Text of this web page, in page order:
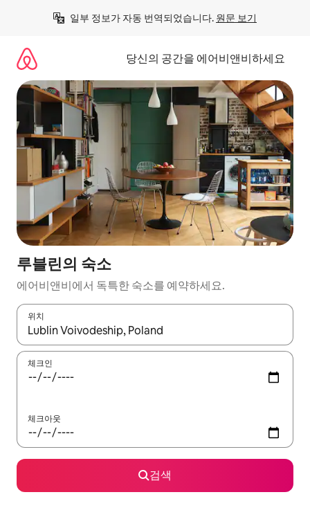
일부 정보가 자동 번역되었습니다. 원문 보기
당신의 공간을 에어비앤비하세요
루블린의 숙소
에어비앤비에서 독특한 숙소를 예약하세요.
위치
결과가 나오면 위·아래 화살표 키를 사용하거나 터치 또는 스와이
체크인
체크아웃
검색